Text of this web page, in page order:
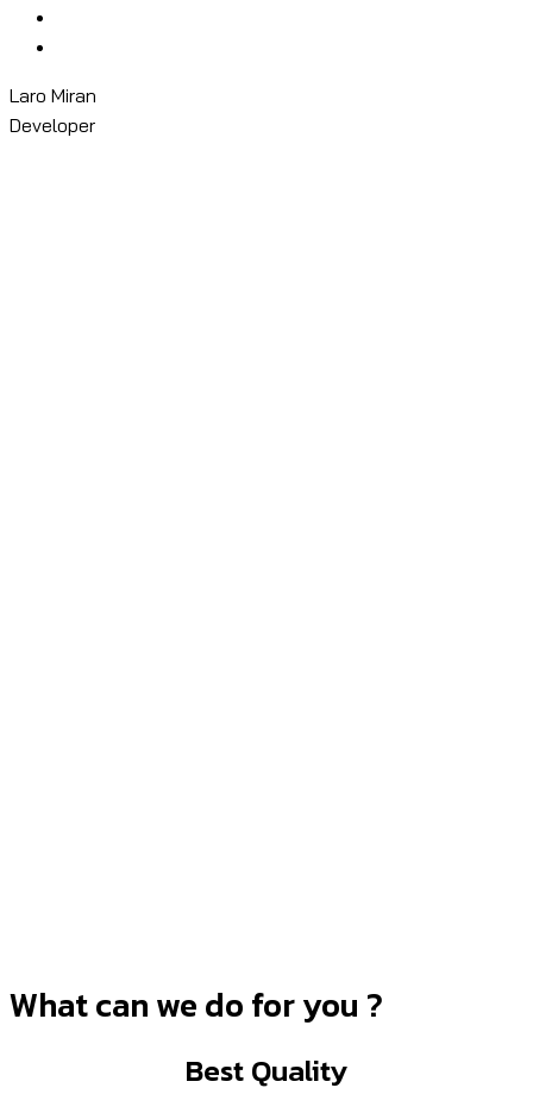
Laro Miran
Developer
What can we do for you ?
Best Quality